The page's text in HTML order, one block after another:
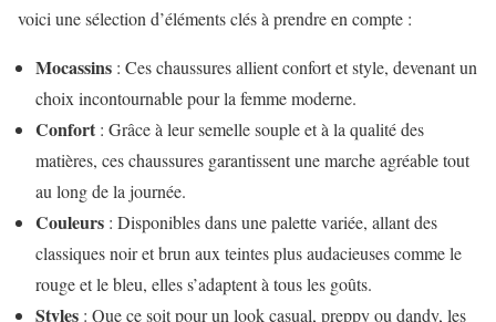
voici une sélection d’éléments clés à prendre en compte :
Mocassins : Ces chaussures allient confort et style, devenant un
choix incontournable pour la femme moderne.
Confort : Grâce à leur semelle souple et à la qualité des
matières, ces chaussures garantissent une marche agréable tout
au long de la journée.
Couleurs : Disponibles dans une palette variée, allant des
classiques noir et brun aux teintes plus audacieuses comme le
rouge et le bleu, elles s’adaptent à tous les goûts.
Styles : Que ce soit pour un look casual, preppy ou dandy, les